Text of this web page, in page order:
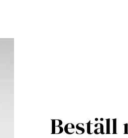
Beställ